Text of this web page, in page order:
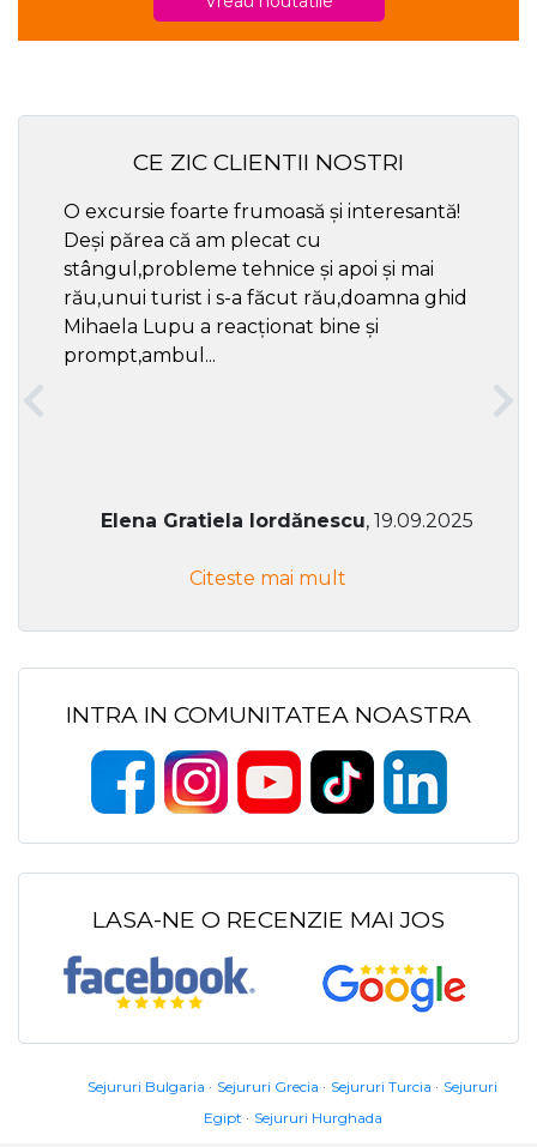
CE ZIC CLIENTII NOSTRI
O excursie foarte frumoasă și interesantă!
Deși părea că am plecat cu
stângul,probleme tehnice și apoi și mai
rău,unui turist i s-a făcut rău,doamna ghid
Mihaela Lupu a reacționat bine și
prompt,ambul...
Elena Gratiela Iordănescu, 19.09.2025
Citeste mai mult
INTRA IN COMUNITATEA NOASTRA
LASA-NE O RECENZIE MAI JOS
Sejururi Bulgaria Sejururi Grecia Sejururi Turcia
Sejururi
Egipt
Sejururi Hurghada